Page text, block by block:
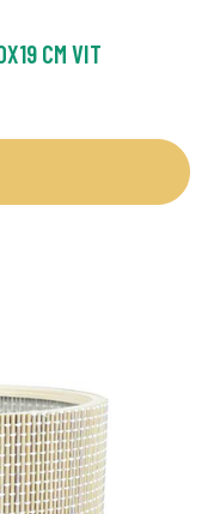
CM VIT